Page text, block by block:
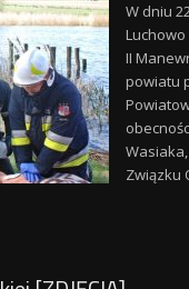
W dniu
II
powiatu
Związku